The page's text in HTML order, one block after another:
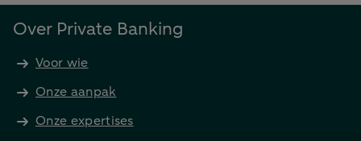
Over Private Banking
Voor wie
Onze aanpak
Onze expertises